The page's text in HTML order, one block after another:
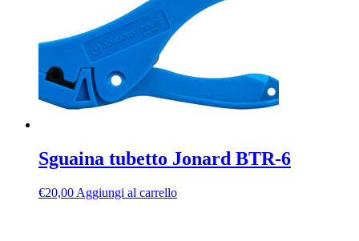
Sguaina tubetto Jonard BTR-6
€20,00 Aggiungi al carrello